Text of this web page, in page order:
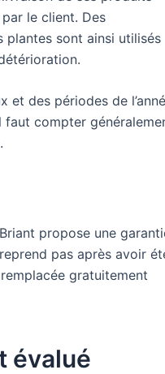
le client. Des
plantes sont ainsi utilisés
et des périodes de
faut compter
propose une
pas après avoir
gratuitement
évalué